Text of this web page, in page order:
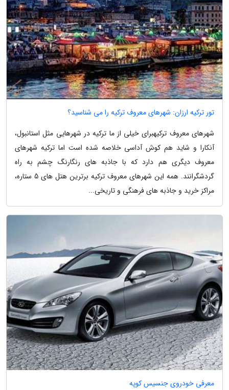
تور ترکیه ارزان: شهرهای معروف ترکیه را می شناسید؟
شهرهای معروف ترکیهبرای خیلی از ما ترکیه در شهرهایی مثل استانبول،
آنکارا و شاید هم کوش آداسی خلاصه شده است اما ترکیه شهرهای
معروف دیگری هم دارد که با جاذبه های رنگارنگ چشم به راه
گردشگرانند. همه این شهرهای معروف ترکیه برترین هتل های 5 ستاره،
مراکز خرید و جاذبه های فرهنگی و تاریخی...
معرفی خودروی جنسیس کوپه